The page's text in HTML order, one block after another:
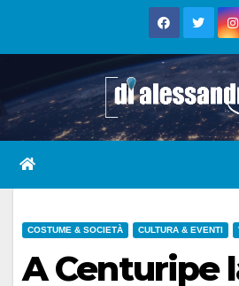
COSTUME & SOCIETÀ CULTURA & EVENTI
A Centuripe